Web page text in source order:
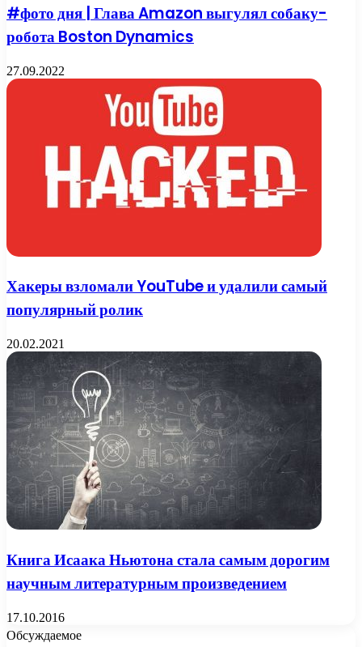
#фото дня | Глава Amazon выгулял собаку-
робота Boston Dynamics
27.09.2022
Хакеры взломали YouTube и удалили самый
популярный ролик
20.02.2021
Книга Исаака Ньютона стала самым дорогим
научным литературным произведением
17.10.2016
Обсуждаемое